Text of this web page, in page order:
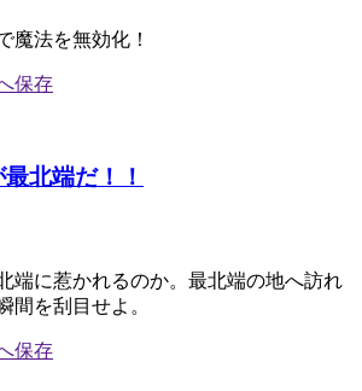
魔法を無効化！
北端だ！！
端に惹かれるのか。最北端の地へ訪れ
間を刮目せよ。